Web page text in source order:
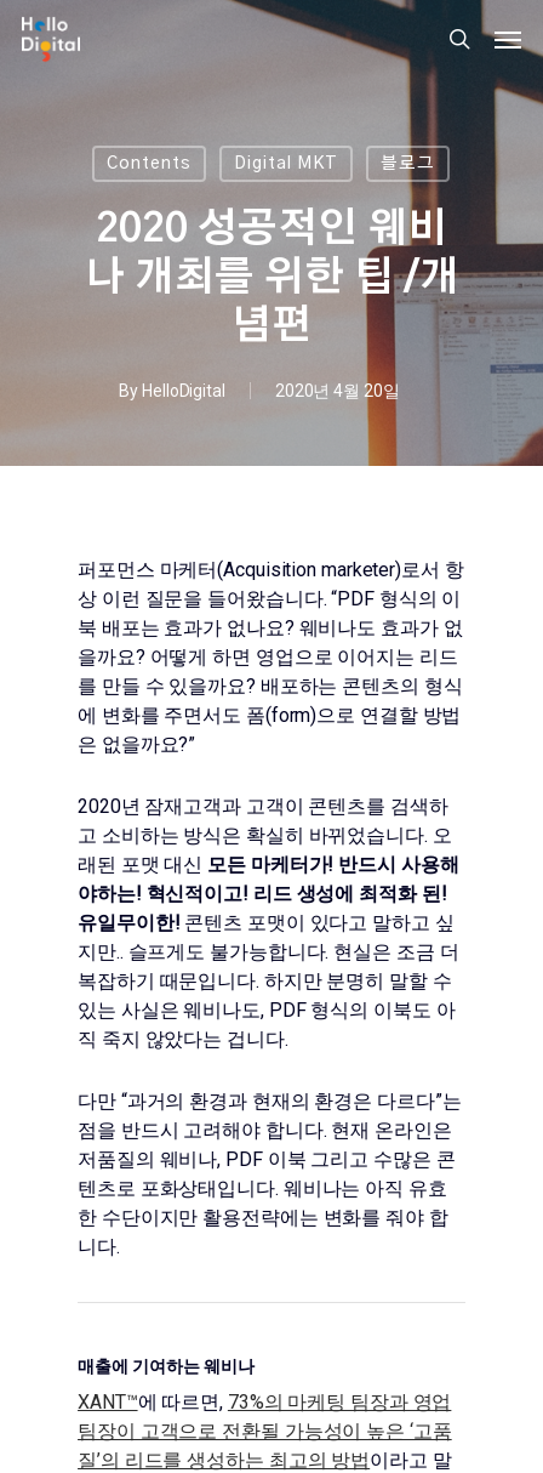
Skip
search
Contents Digital MKT 블로그
2020 성공적인 웨비
나 개최를 위한 팁 /개
념편
By HelloDigital 2020년 4월 20일
퍼포먼스 마케터(Acquisition marketer)로서 항
상 이런 질문을 들어왔습니다. “PDF 형식의 이
북 배포는 효과가 없나요? 웨비나도 효과가 없
을까요? 어떻게 하면 영업으로 이어지는 리드
를 만들 수 있을까요? 배포하는 콘텐츠의 형식
에 변화를 주면서도 폼(form)으로 연결할 방법
은 없을까요?”
2020년 잠재고객과 고객이 콘텐츠를 검색하
고 소비하는 방식은 확실히 바뀌었습니다. 오
래된 포맷 대신 모든 마케터가! 반드시 사용해
야하는! 혁신적이고! 리드 생성에 최적화 된!
유일무이한! 콘텐츠 포맷이 있다고 말하고 싶
지만.. 슬프게도 불가능합니다. 현실은 조금 더
복잡하기 때문입니다. 하지만 분명히 말할 수
있는 사실은 웨비나도, PDF 형식의 이북도 아
직 죽지 않았다는 겁니다.
다만 “과거의 환경과 현재의 환경은 다르다”는
점을 반드시 고려해야 합니다. 현재 온라인은
저품질의 웨비나, PDF 이북 그리고 수많은 콘
텐츠로 포화상태입니다. 웨비나는 아직 유효
한 수단이지만 활용전략에는 변화를 줘야 합
니다.
매출에 기여하는 웨비나
XANT™에 따르면, 73%의 마케팅 팀장과 영업
팀장이 고객으로 전환될 가능성이 높은 ‘고품
질’의 리드를 생성하는 최고의 방법이라고 말